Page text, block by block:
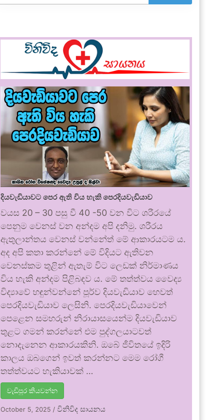
දියවැඩියාවට පෙර ඇති විය හැකි පෙරදියවැඩියාව
වයස 20 – 30 පසු වී 40 -50 වන විට ශරීරයේ
පෙනුම වෙනස් වන අන්දම අපි දනිමු. ශරීරය
ඇතුලාන්තය වෙනස් වන්නේත් මේ ආකාරයටම ය.
අද අපි කතා කරන්නේ මේ විදියට ඇතිවන
වෙනස්කම තුළින් ඇතැම් විට ලෙඩක් නිර්මාණය
විය හැකි අන්දම පිළිබඳව ය. මේ තත්ත්වය වෛද්‍ය
විද්‍යාවේ හඳුන්වන්නේ පූර්ව දියවැඩියාව හෙවත්
පෙරදියවැඩියාව ලෙසිනි. පෙරදියවැඩියාවෙන්
පෙළෙන සමහරුන් නිරායාසයෙන්ම දියවැඩියාව
තුළට ගමන් කරන්නේ එම පුද්ගලයාටවත්
නොදැනෙන ආකාරයකිනි. ඔබේ ජීවිතයේ ඉදිරි
කාලය ඔබගෙන් ඉවත් කරන්නට මෙම රෝගී
තත්ත්වයට හැකියාවක් …
වැඩිපුර කියවන්න
October 5, 2025 /විනිවිද සායනය